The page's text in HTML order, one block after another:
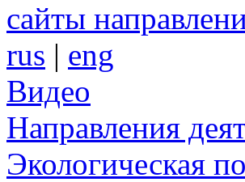
сайты
rus | eng
Видео
Направления
Экологическая